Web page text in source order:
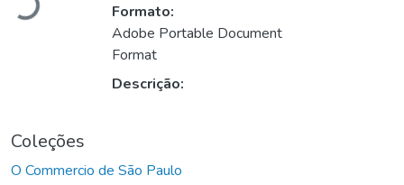
Formato:
Adobe Portable Document
Format
Descrição:
Coleções
O Commercio de São Paulo